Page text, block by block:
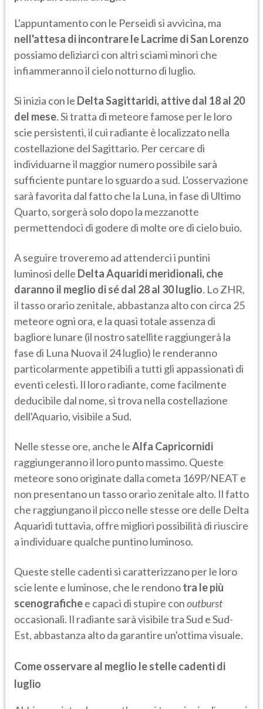
L'appuntamento con le Perseidi si avvicina, ma
nell'attesa di incontrare le Lacrime di San Lorenzo
possiamo deliziarci con altri sciami minori che
infiammeranno il cielo notturno di luglio.
Si inizia con le Delta Sagittaridi, attive dal 18 al 20
del mese. Si tratta di meteore famose per le loro
scie persistenti, il cui radiante è localizzato nella
costellazione del Sagittario. Per cercare di
individuarne il maggior numero possibile sarà
sufficiente puntare lo sguardo a sud. L'osservazione
sarà favorita dal fatto che la Luna, in fase di Ultimo
Quarto, sorgerà solo dopo la mezzanotte
permettendoci di godere di molte ore di cielo buio.
A seguire troveremo ad attenderci i puntini
luminosi delle Delta Aquaridi meridionali, che
daranno il meglio di sé dal 28 al 30 luglio. Lo ZHR,
il tasso orario zenitale, abbastanza alto con circa 25
meteore ogni ora, e la quasi totale assenza di
bagliore lunare (il nostro satellite raggiungerà la
fase di Luna Nuova il 24 luglio) le renderanno
particolarmente appetibili a tutti gli appassionati di
eventi celesti. Il loro radiante, come facilmente
deducibile dal nome, si trova nella costellazione
dell'Aquario, visibile a Sud.
Nelle stesse ore, anche leAlfa Capricornidi
raggiungeranno il loro punto massimo. Queste
meteore sono originate dalla cometa 169P/NEAT e
non presentano un tasso orario zenitale alto. Il fatto
che raggiungano il picco nelle stesse ore delle Delta
Aquaridi tuttavia, offre migliori possibilità di riuscire
a individuare qualche puntino luminoso.
Queste stelle cadenti si caratterizzano per le loro
scie lente e luminose, che le rendonotra le più
scenografichee capaci di stupire conoutburst
occasionali. Il radiante sarà visibile tra Sud e Sud-
Est, abbastanza alto da garantire un'ottima visuale.
Come osservare al meglio le stelle cadenti di
luglio